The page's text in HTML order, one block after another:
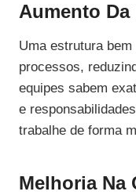
Aumento
Uma estrutura
processos,
equipes sabem
e
trabalhe de forma
Melhoria Na